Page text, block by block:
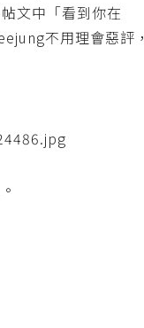
文中「看到你在
不用理會惡評，